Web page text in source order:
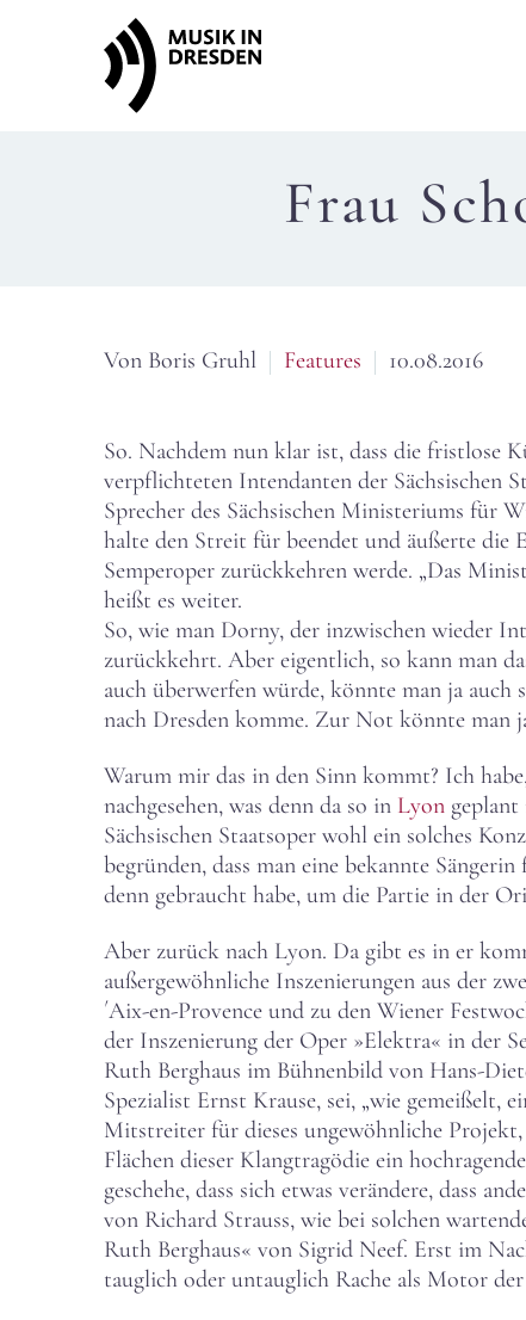
Frau
Von Boris Gruhl Features 10.08.2016
So. Nachdem nun klar ist, dass die fristlose
verpflichteten Intendanten der Sächsischen
Sprecher des Sächsischen Ministeriums für
halte den Streit für beendet und äußerte die
Semperoper zurückkehren werde. „Das
heißt es weiter.
So, wie man Dorny, der inzwischen wieder
zurückkehrt. Aber eigentlich, so kann man
auch überwerfen würde, könnte man ja auch
nach Dresden komme. Zur Not könnte man
Warum mir das in den Sinn kommt? Ich
nachgesehen, was denn da so in Lyon geplant
Sächsischen Staatsoper wohl ein solches
begründen, dass man eine bekannte
denn gebraucht habe, um die Partie in der
Aber zurück nach Lyon. Da gibt es in er
außergewöhnliche Inszenierungen aus der
´Aix-en-Provence und zu den Wiener
der Inszenierung der Oper »Elektra« in der
Ruth Berghaus im Bühnenbild von Hans-
Spezialist Ernst Krause, sei, „wie gemeißelt,
Mitstreiter für dieses ungewöhnliche
Flächen dieser Klangtragödie ein
geschehe, dass sich etwas verändere, dass
von Richard Strauss, wie bei solchen
Ruth Berghaus« von Sigrid Neef. Erst im
tauglich oder untauglich Rache als Motor